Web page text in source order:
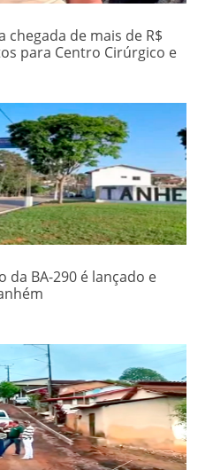
de mais de R$
para Centro Cirúrgico e
da BA-290 é lançado e